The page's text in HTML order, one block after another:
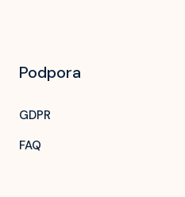
Podpora
GDPR
FAQ